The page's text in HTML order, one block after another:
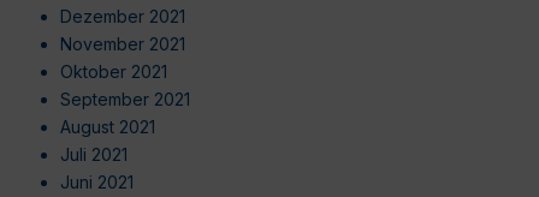
Dezember 2021
November 2021
Oktober 2021
September 2021
August 2021
Juli 2021
Juni 2021